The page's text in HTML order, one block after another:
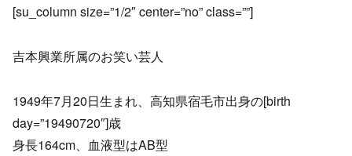
[su_column size=”1/2″ center=”no” class=””]
吉本興業所属のお笑い芸人
1949年7月20日生まれ、高知県宿毛市出身の[birth
day=”19490720″]歳
身長164cm、血液型はAB型